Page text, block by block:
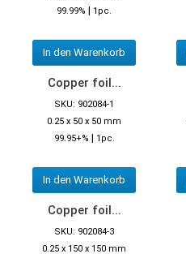
99.99% | 1pc.
In den Warenkorb
Copper foil...
SKU: 902084-1
0.25 x 50 x 50 mm
99.95+% | 1pc.
In den Warenkorb
Copper foil...
SKU: 902084-3
0.25 x 150 x 150 mm